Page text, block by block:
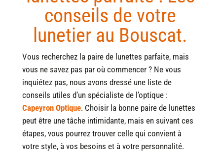
conseils de votre
lunetier au Bouscat.
Vous recherchez la paire de lunettes parfaite, mais
vous ne savez pas par où commencer ? Ne vous
inquiétez pas, nous avons dressé une liste de
conseils utiles d’un spécialiste de l’optique :
Capeyron Optique. Choisir la bonne paire de lunettes
peut être une tâche intimidante, mais en suivant ces
étapes, vous pourrez trouver celle qui convient à
votre style, à vos besoins et à votre personnalité.